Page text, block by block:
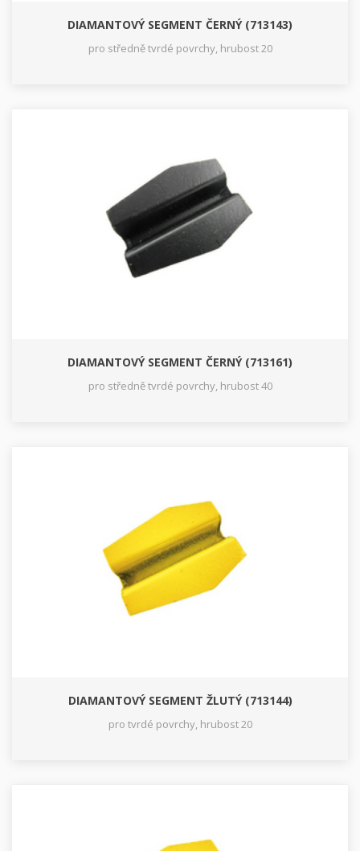
DIAMANTOVÝ SEGMENT ČERNÝ (713143)
pro středně tvrdé povrchy, hrubost 20
DIAMANTOVÝ SEGMENT ČERNÝ (713161)
pro středně tvrdé povrchy, hrubost 40
DIAMANTOVÝ SEGMENT ŽLUTÝ (713144)
pro tvrdé povrchy, hrubost 20